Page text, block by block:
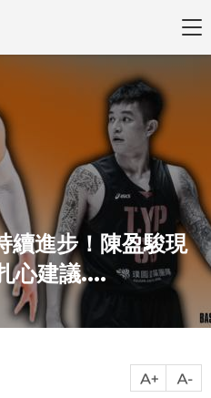
續進步！陳盈駿現
心建議....